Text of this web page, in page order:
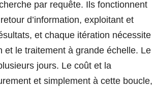
par requête. Ils fonctionnent
d’information, exploitant et
et chaque itération nécessite
et le traitement à grande échelle. Le
jours. Le coût et la
et simplement à cette boucle,